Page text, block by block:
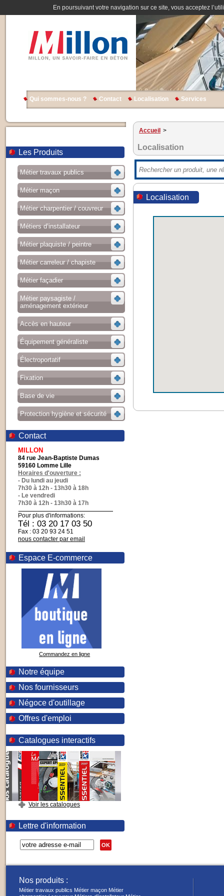
En poursuivant votre navigation sur ce site, vous acceptez
Qui sommes-nous ? Contact Localisation Services
Les Produits
Métier travaux publics
Métier maçon
Métier charpentier / couvreur
Métiers d’installateur
Métier plaquiste / peintre
Métier carreleur / chapiste
Métier façadier
Métier paysagiste /
aménagement extérieur
Accès en hauteur
Équipement généraliste
Électroportatif
Fixation
Base de vie
Protection hygiène et sécurité
Contact
MILLON
84 rue Jean-Baptiste Dumas
59160 Lomme Lille
Horaires d'ouverture :
- Du lundi au jeudi
7h30 à 12h - 13h30 à 18h
- Le vendredi
7h30 à 12h - 13h30 à 17h
Pour plus d'informations:
Tél : 03 20 17 03 50
Fax : 03 20 93 24 51
nous contacter par email
Espace E-commerce
Commandez en ligne
Notre équipe
Nos fournisseurs
Négoce d'outillage
Offres d'emploi
Catalogues interactifs
Voir les catalogues
Lettre d'information
OK
Accueil >
Localisation
Localisation
Nos produits :
Métier travaux publics Métier maçon Métier